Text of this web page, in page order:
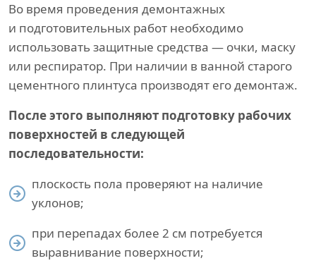
Во время проведения демонтажных
и подготовительных работ необходимо
использовать защитные средства — очки, маску
или респиратор. При наличии в ванной старого
цементного плинтуса производят его демонтаж.
После этого выполняют подготовку рабочих
поверхностей в следующей
последовательности:
плоскость пола проверяют на наличие
уклонов;
при перепадах более 2 см потребуется
выравнивание поверхности;